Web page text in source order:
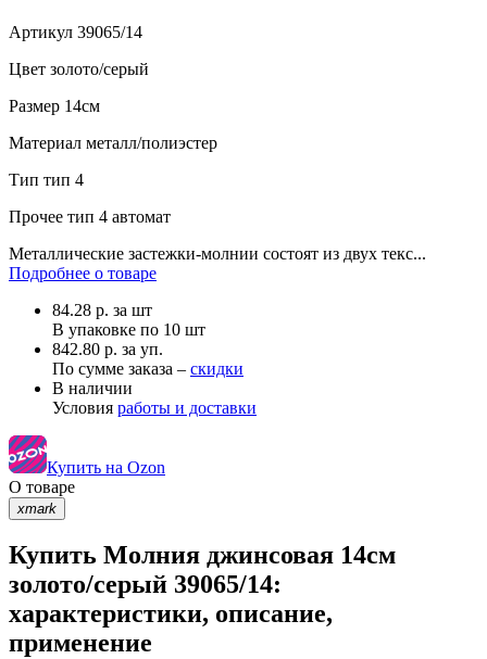
Артикул 39065/14
Цвет золото/серый
Размер 14см
Материал металл/полиэстер
Тип тип 4
Прочее тип 4 автомат
Металлические застежки-молнии состоят из двух текс...
Подробнее о товаре
84.28 р. за шт
В упаковке по 10 шт
842.80 р. за уп.
По сумме заказа – скидки
В наличии
Условия работы и доставки
Купить на Ozon
О товаре
xmark
Купить Молния джинсовая 14см
золото/серый 39065/14:
характеристики, описание,
применение